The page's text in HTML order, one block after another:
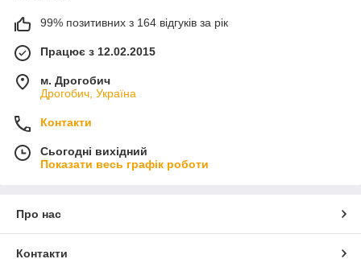
99% позитивних з 164 відгуків за рік
Працює з 12.02.2015
м. Дрогобич
Дрогобич, Україна
Контакти
Сьогодні вихідний
Показати весь графік роботи
Про нас
Контакти